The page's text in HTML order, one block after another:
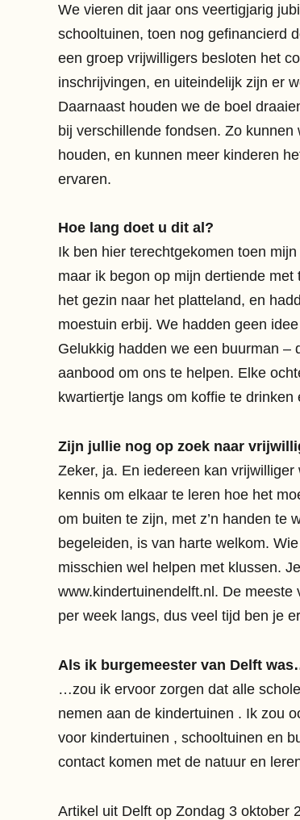
We vieren dit jaar ons veertigjarig
schooltuinen, toen nog gefinancierd
een groep vrijwilligers besloten het
inschrijvingen, en uiteindelijk zijn er
Daarnaast houden we de boel
bij verschillende fondsen. Zo
houden, en kunnen meer kinderen
ervaren.
Hoe lang doet u dit al?
Ik ben hier terechtgekomen toen
maar ik begon op mijn dertiende
het gezin naar het platteland, en
moestuin erbij. We hadden geen
Gelukkig hadden we een buurman –
aanbood om ons te helpen. Elke
kwartiertje langs om koffie te
Zijn jullie nog op zoek naar
Zeker, ja. En iedereen kan
kennis om elkaar te leren hoe het
om buiten te zijn, met z’n handen te
begeleiden, is van harte welkom.
misschien wel helpen met klussen.
www.kindertuinendelft.nl. De meeste
per week langs, dus veel tijd ben je
Als ik burgemeester van Delft
…zou ik ervoor zorgen dat alle
nemen aan de kindertuinen . Ik zou
voor kindertuinen , schooltuinen en
contact komen met de natuur en
Artikel uit Delft op Zondag 3 oktober